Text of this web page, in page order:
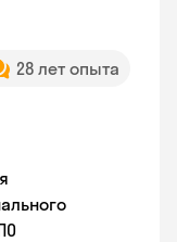
28 лет опыта